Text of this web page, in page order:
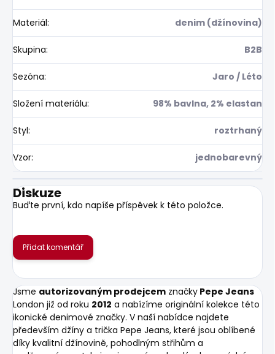
Materiál: denim (džínovina)
Skupina: B2B
Sezóna: Jaro / Léto
Složení materiálu: 98% bavlna, 2% elastan
Styl: roztrhaný
Vzor: jednobarevný
Diskuze
Buďte první, kdo napíše příspěvek k této položce.
Přidat komentář
Jsme autorizovaným prodejcem značky Pepe Jeans
London již od roku 2012 a nabízíme originální kolekce této
ikonické denimové značky. V naší nabídce najdete
především džíny a trička Pepe Jeans, které jsou oblíbené
díky kvalitní džínovině, pohodlným střihům a